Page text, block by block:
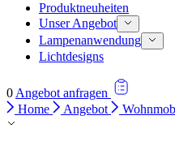
Produktneuheiten
Unser Angebot
Lampenanwendung
Lichtdesigns
0Angebot anfragen
Home
Angebot